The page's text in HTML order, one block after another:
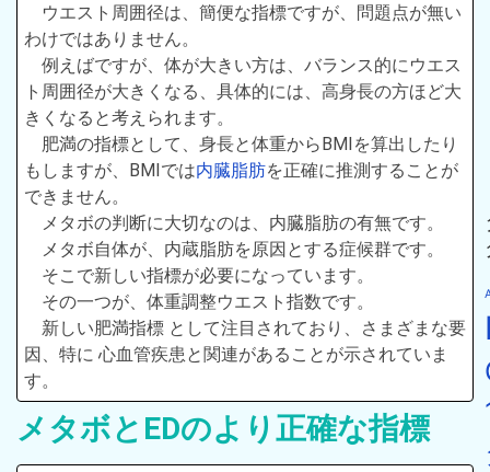
ウエスト周囲径は、簡便な指標ですが、問題点が無い
わけではありません。
例えばですが、体が大きい方は、バランス的にウエス
ト周囲径が大きくなる、具体的には、高身長の方ほど大
きくなると考えられます。
肥満の指標として、身長と体重からBMIを算出したり
もしますが、BMIでは内臓脂肪を正確に推測することが
できません。
メタボの判断に大切なのは、内臓脂肪の有無です。
メタボ自体が、内蔵脂肪を原因とする症候群です。
そこで新しい指標が必要になっています。
その一つが、体重調整ウエスト指数です。
新しい肥満指標 として注目されており、さまざまな要
因、特に 心血管疾患と関連があることが示されていま
す。
メタボとEDのより正確な指標